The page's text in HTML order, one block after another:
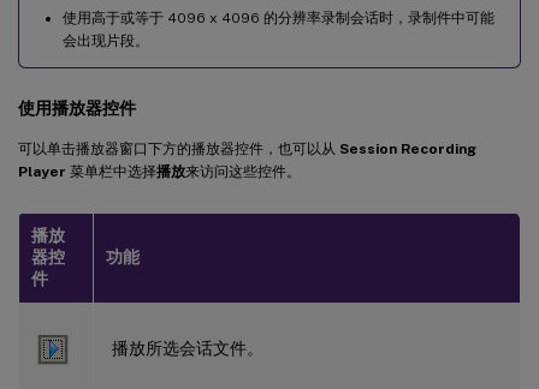
使用高于或等于 4096 x 4096 的分辨率录制会话时，录制件中可能
会出现片段。
使用播放器控件
可以单击播放器窗口下方的播放器控件，也可以从 Session Recording
Player 菜单栏中选择播放来访问这些控件。
播放
器控
件
功能
播放所选会话文件。